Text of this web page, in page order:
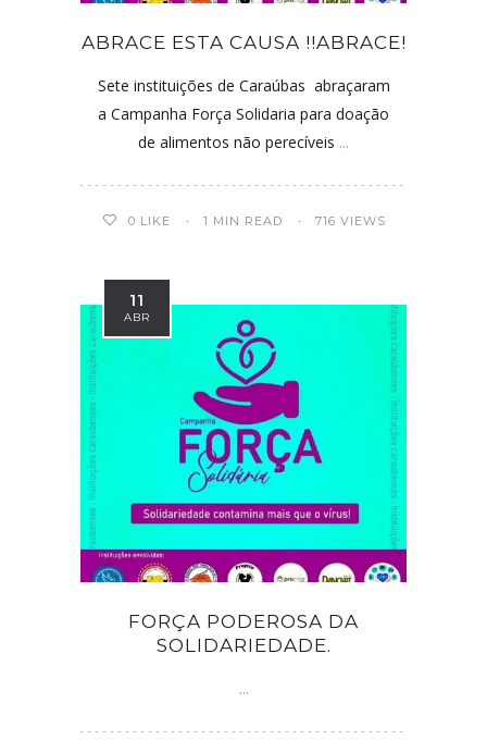
ABRACE ESTA CAUSA !!ABRACE!
Sete instituições de Caraúbas abraçaram
a Campanha Força Solidaria para doação
de alimentos não perecíveis ...
0 LIKE 1 MIN READ 716 VIEWS
11
ABR
FORÇA PODEROSA DA
SOLIDARIEDADE.
...